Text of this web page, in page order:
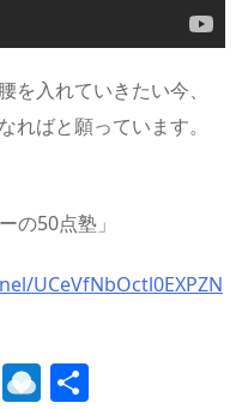
入れていきたい今、
ればと願っています。
の50点塾」
UCeVfNbOctl0EXPZN
Fl R